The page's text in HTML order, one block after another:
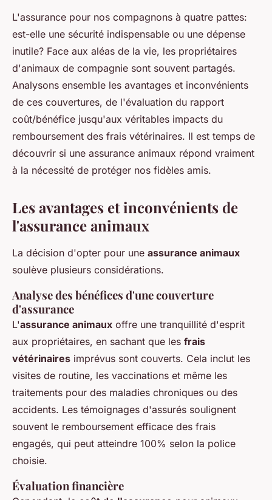
Assurance animaux: un choix
prudent ou superflu?
Pauline•22 avril 2024•2 min de lecture
L'assurance pour nos compagnons à quatre pattes:
est-elle une sécurité indispensable ou une dépense
inutile? Face aux aléas de la vie, les propriétaires
d'animaux de compagnie sont souvent partagés.
Analysons ensemble les avantages et inconvénients
de ces couvertures, de l'évaluation du rapport
coût/bénéfice jusqu'aux véritables impacts du
remboursement des frais vétérinaires. Il est temps de
découvrir si une assurance animaux répond vraiment
à la nécessité de protéger nos fidèles amis.
Les avantages et inconvénients de
l'assurance animaux
La décision d'opter pour une assurance animaux
soulève plusieurs considérations.
Analyse des bénéfices d'une couverture
d'assurance
L'assurance animaux offre une tranquillité d'esprit
aux propriétaires, en sachant que les frais
vétérinaires imprévus sont couverts. Cela inclut les
visites de routine, les vaccinations et même les
traitements pour des maladies chroniques ou des
accidents. Les témoignages d'assurés soulignent
souvent le remboursement efficace des frais
engagés, qui peut atteindre 100% selon la police
choisie.
Évaluation financière